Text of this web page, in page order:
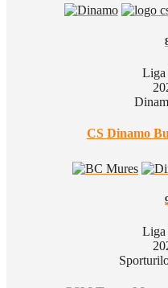
Liga
CS Dinamo
Liga